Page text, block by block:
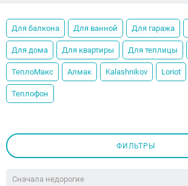
Для балкона Для ванной Для гаража
Для дома Для квартиры Для теплицы
ТеплоМакс Алмак Kalashnikov Loriot
Теплофон
ФИЛЬТРЫ
Сначала недорогие